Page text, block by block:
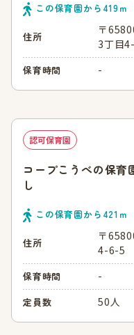
この保育園から 419ｍ
住所
〒
3丁目
保育時間 -
認可保育園
コープこうべの保育
し
この保育園から 421 ｍ
住所
〒
4-6-5
保育時間 -
定員数 50人